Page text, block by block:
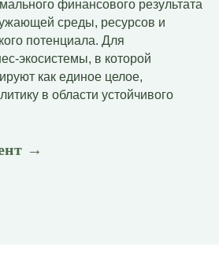
финансового результата
среды, ресурсов и
потенциала. Для
экосистемы, в которой
как единое целое,
в области устойчивого